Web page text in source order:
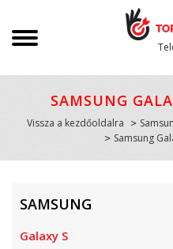
SAMSUNG
Vissza a kezdőoldalra
Samsung
SAMSUNG
Galaxy S